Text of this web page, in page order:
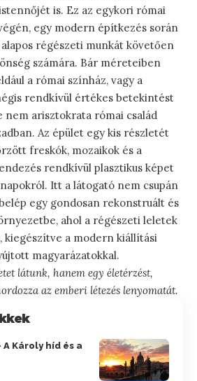
is. Ez az egykori római
egy modern építkezés során
régészeti munkát követően
számára. Bár méreteiben
a római színház, vagy a
rendkívül értékes betekintést
nem arisztokrata római család
Az épület egy kis részletét
freskók, mozaikok és a
rendkívül plasztikus képet
Itt a látogató nem csupán
egy gondosan rekonstruált és
ahol a régészeti leletek
kiegészítve a modern kiállítási
magyarázatokkal.
látunk, hanem egy életérzést,
az emberi létezés lenyomatát.
Károly híd és a